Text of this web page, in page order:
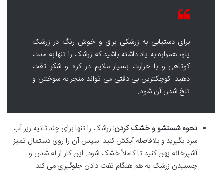
برای دستیابی به زرشکی براق و خوش رنگ در زرشک
پلو، همواره به یاد داشته باشید که زرشک را تنها به مدت
کوتاهی و با حرارت بسیار ملایم در کره و شکر تفت
دهید. کوچکترین بی دقتی می تواند منجر به سوختن و
تلخ شدن آن شود.
نحوه شستشو و خشک کردن: زرشک را تنها برای چند ثانیه زیر آب
سرد بگیرید و بلافاصله آبکش کنید. سپس آن را روی دستمال تمیز
آشپزخانه پهن کنید تا کاملاً خشک شود. این کار از له شدن و
چسبیدن زرشک به هم هنگام تفت دادن جلوگیری می کند.